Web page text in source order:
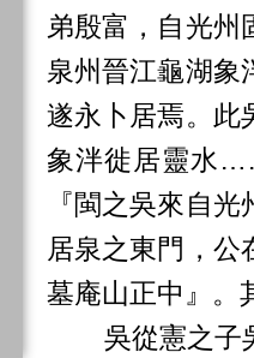
弟殷富，自光州
泉州晉江龜湖象
遂永卜居焉。此
象泮徙居靈水
『閩之吳來自
居泉之東門，公
墓庵山正中』。
吳從憲之子吳